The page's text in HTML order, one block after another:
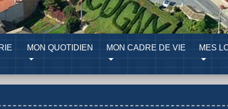
MON QUOTIDIEN MON CADRE DE VIE MES